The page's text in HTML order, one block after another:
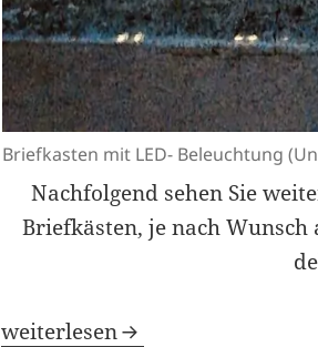
Briefkasten mit LED- Beleuchtung
Nachfolgend sehen Sie
Briefkästen, je nach
Individuelle Briefkästen und
weiterlesen